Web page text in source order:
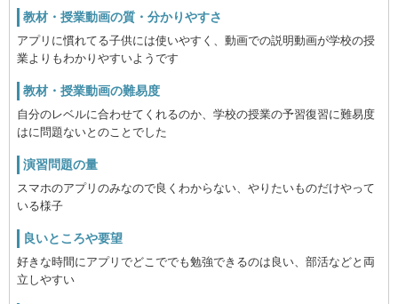
教材・授業動画の質・分かりやすさ
アプリに慣れてる子供には使いやすく、動画での説明動画が学校の授
業よりもわかりやすいようです
教材・授業動画の難易度
自分のレベルに合わせてくれるのか、学校の授業の予習復習に難易度
はに問題ないとのことでした
演習問題の量
スマホのアプリのみなので良くわからない、やりたいものだけやって
いる様子
良いところや要望
好きな時間にアプリでどこででも勉強できるのは良い、部活などと両
立しやすい